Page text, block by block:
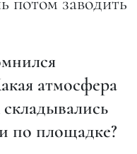
атмосфера
по площадке?